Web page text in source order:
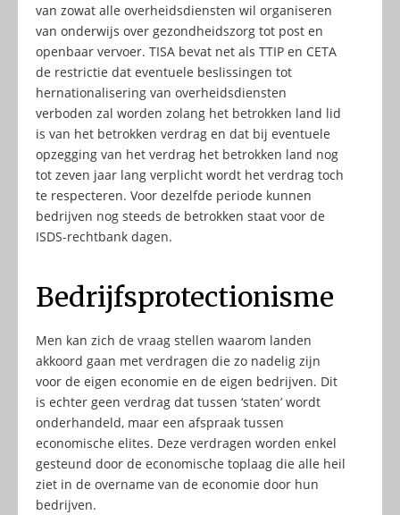
van zowat alle overheidsdiensten wil organiseren
van onderwijs over gezondheidszorg tot post en
openbaar vervoer. TISA bevat net als TTIP en CETA
de restrictie dat eventuele beslissingen tot
hernationalisering van overheidsdiensten
verboden zal worden zolang het betrokken land lid
is van het betrokken verdrag en dat bij eventuele
opzegging van het verdrag het betrokken land nog
tot zeven jaar lang verplicht wordt het verdrag toch
te respecteren. Voor dezelfde periode kunnen
bedrijven nog steeds de betrokken staat voor de
ISDS-rechtbank dagen.
Bedrijfsprotectionisme
Men kan zich de vraag stellen waarom landen
akkoord gaan met verdragen die zo nadelig zijn
voor de eigen economie en de eigen bedrijven. Dit
is echter geen verdrag dat tussen ‘staten’ wordt
onderhandeld, maar een afspraak tussen
economische elites. Deze verdragen worden enkel
gesteund door de economische toplaag die alle heil
ziet in de overname van de economie door hun
bedrijven.